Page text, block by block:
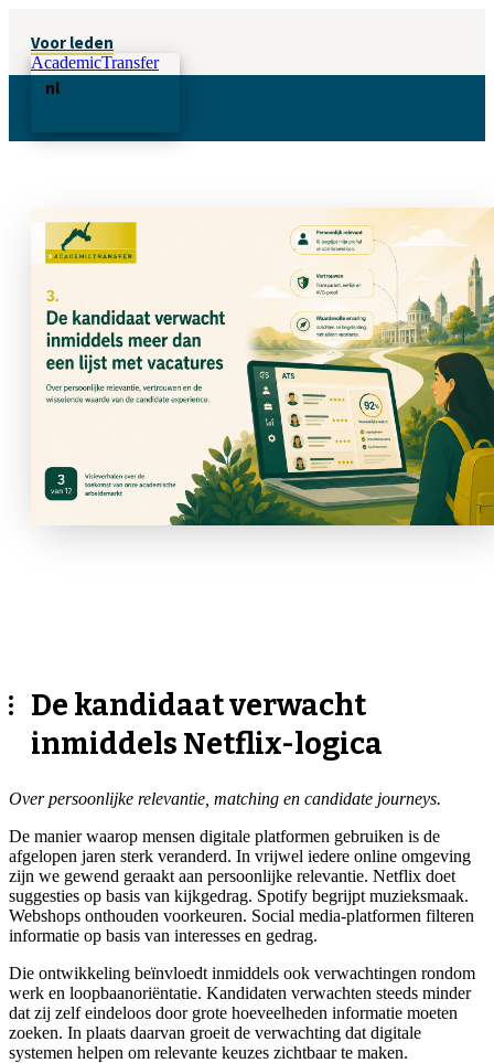
Voor leden
AcademicTransfer
nl
De kandidaat verwacht
inmiddels Netflix-logica
Over persoonlijke relevantie, matching en candidate journeys.
De manier waarop mensen digitale platformen gebruiken is de
afgelopen jaren sterk veranderd. In vrijwel iedere online omgeving
zijn we gewend geraakt aan persoonlijke relevantie. Netflix doet
suggesties op basis van kijkgedrag. Spotify begrijpt muzieksmaak.
Webshops onthouden voorkeuren. Social media-platformen filteren
informatie op basis van interesses en gedrag.
Die ontwikkeling beïnvloedt inmiddels ook verwachtingen rondom
werk en loopbaanoriëntatie. Kandidaten verwachten steeds minder
dat zij zelf eindeloos door grote hoeveelheden informatie moeten
zoeken. In plaats daarvan groeit de verwachting dat digitale
systemen helpen om relevante keuzes zichtbaar te maken.